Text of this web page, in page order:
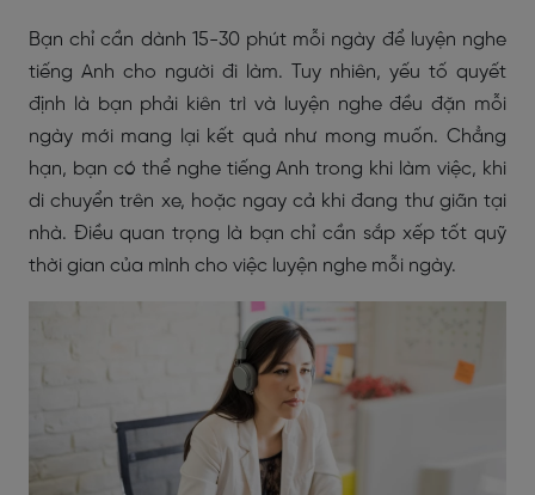
Bạn chỉ cần dành 15-30 phút mỗi ngày để luyện nghe
tiếng Anh cho người đi làm. Tuy nhiên, yếu tố quyết
định là bạn phải kiên trì và luyện nghe đều đặn mỗi
ngày mới mang lại kết quả như mong muốn. Chẳng
hạn, bạn có thể nghe tiếng Anh trong khi làm việc, khi
di chuyển trên xe, hoặc ngay cả khi đang thư giãn tại
nhà. Điều quan trọng là bạn chỉ cần sắp xếp tốt quỹ
thời gian của mình cho việc luyện nghe mỗi ngày.